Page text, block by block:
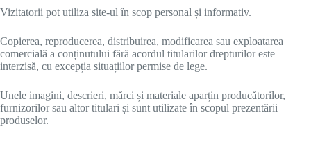
Vizitatorii pot utiliza site-ul în scop personal și informativ.
Copierea, reproducerea, distribuirea, modificarea sau exploatarea
comercială a conținutului fără acordul titularilor drepturilor este
interzisă, cu excepția situațiilor permise de lege.
Unele imagini, descrieri, mărci și materiale aparțin producătorilor,
furnizorilor sau altor titulari și sunt utilizate în scopul prezentării
produselor.